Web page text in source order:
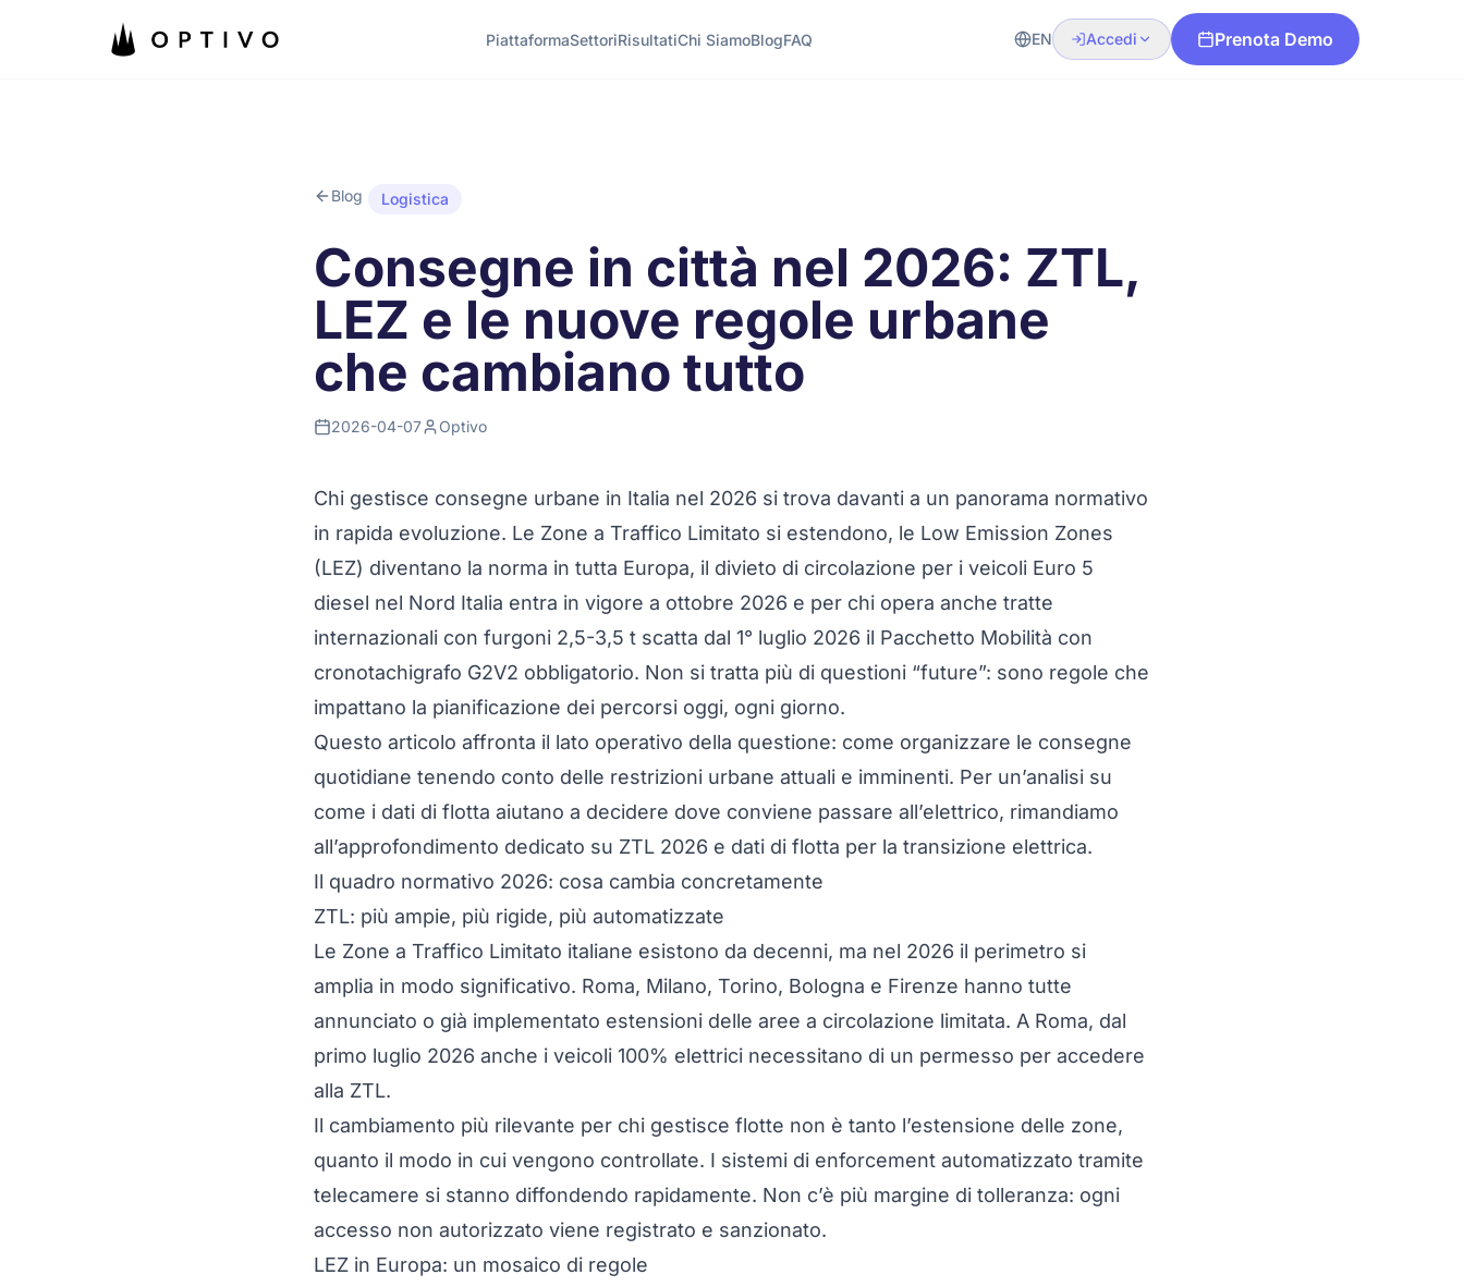
PiattaformaSettoriRisultatiChi SiamoBlogFAQ EN Accedi Prenota Demo
Blog Logistica
Consegne in città nel 2026: ZTL,
LEZ e le nuove regole urbane
che cambiano tutto
2026-04-07 Optivo
Chi gestisce consegne urbane in Italia nel 2026 si trova davanti a un panorama normativo
in rapida evoluzione. Le Zone a Traffico Limitato si estendono, le Low Emission Zones
(LEZ) diventano la norma in tutta Europa, il divieto di circolazione per i veicoli Euro 5
diesel nel Nord Italia entra in vigore a ottobre 2026 e per chi opera anche tratte
internazionali con furgoni 2,5-3,5 t scatta dal 1° luglio 2026 il Pacchetto Mobilità con
cronotachigrafo G2V2 obbligatorio. Non si tratta più di questioni “future”: sono regole che
impattano la pianificazione dei percorsi oggi, ogni giorno.
Questo articolo affronta il lato operativo della questione: come organizzare le consegne
quotidiane tenendo conto delle restrizioni urbane attuali e imminenti. Per un’analisi su
come i dati di flotta aiutano a decidere dove conviene passare all’elettrico, rimandiamo
all’approfondimento dedicato su ZTL 2026 e dati di flotta per la transizione elettrica.
Il quadro normativo 2026: cosa cambia concretamente
ZTL: più ampie, più rigide, più automatizzate
Le Zone a Traffico Limitato italiane esistono da decenni, ma nel 2026 il perimetro si
amplia in modo significativo. Roma, Milano, Torino, Bologna e Firenze hanno tutte
annunciato o già implementato estensioni delle aree a circolazione limitata. A Roma, dal
primo luglio 2026 anche i veicoli 100% elettrici necessitano di un permesso per accedere
alla ZTL.
Il cambiamento più rilevante per chi gestisce flotte non è tanto l’estensione delle zone,
quanto il modo in cui vengono controllate. I sistemi di enforcement automatizzato tramite
telecamere si stanno diffondendo rapidamente. Non c’è più margine di tolleranza: ogni
accesso non autorizzato viene registrato e sanzionato.
LEZ in Europa: un mosaico di regole